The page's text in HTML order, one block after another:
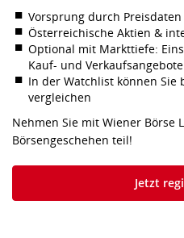
Vorsprung durch
Österreichische Aktien &
Optional mit Markttiefe:
Kauf- und
In der Watchlist können
vergleichen
Nehmen Sie mit Wiener Börse
Börsengeschehen teil!
Jetzt